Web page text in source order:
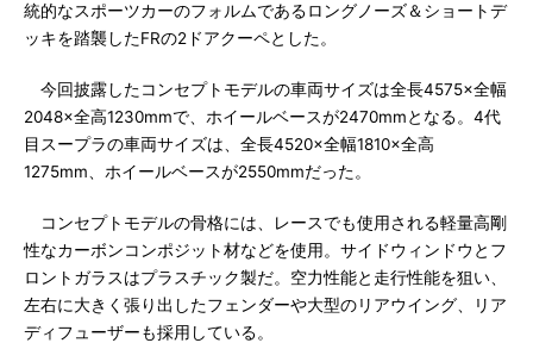
統的なスポーツカーのフォルムであるロングノーズ＆ショートデ
ッキを踏襲したFRの2ドアクーペとした。
今回披露したコンセプトモデルの車両サイズは全長4575×全幅
2048×全高1230mmで、ホイールベースが2470mmとなる。4代
目スープラの車両サイズは、全長4520×全幅1810×全高
1275mm、ホイールベースが2550mmだった。
コンセプトモデルの骨格には、レースでも使用される軽量高剛
性なカーボンコンポジット材などを使用。サイドウィンドウとフ
ロントガラスはプラスチック製だ。空力性能と走行性能を狙い、
左右に大きく張り出したフェンダーや大型のリアウイング、リア
ディフューザーも採用している。